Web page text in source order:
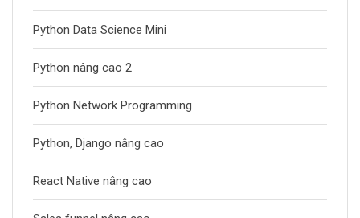
Python Data Science Mini
Python nâng cao 2
Python Network Programming
Python, Django nâng cao
React Native nâng cao